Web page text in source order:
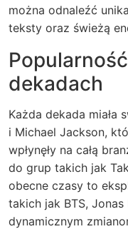
można odnaleźć
teksty oraz świeżą
dekadach
Każda dekada miała
i Michael Jackson,
wpłynęły na całą
do grup takich jak
obecne czasy to
takich jak BTS,
dynamicznym